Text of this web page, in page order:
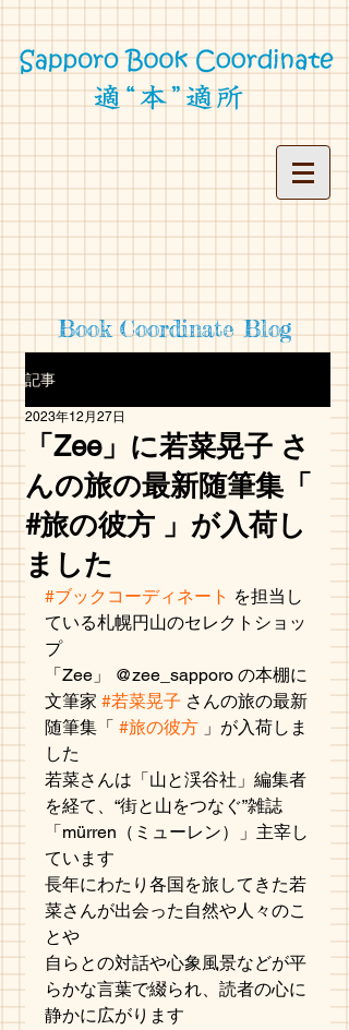
Book Coordinate Blog
記事
「Zee」に若菜晃子 さ
んの旅の最新随筆集「
#旅の彼方 」が入荷し
ました
2023年12月27日
#ブックコーディネート を担当し
ている札幌円山のセレクトショッ
プ
「Zee」 @zee_sapporo の本棚に
文筆家 #若菜晃子 さんの旅の最新
随筆集「 #旅の彼方 」が入荷しま
した
若菜さんは「山と渓谷社」編集者
を経て、“街と山をつなぐ”雑誌
「mürren（ミューレン）」主宰し
ています
長年にわたり各国を旅してきた若
菜さんが出会った自然や人々のこ
とや
自らとの対話や心象風景などが平
らかな言葉で綴られ、読者の心に
静かに広がります